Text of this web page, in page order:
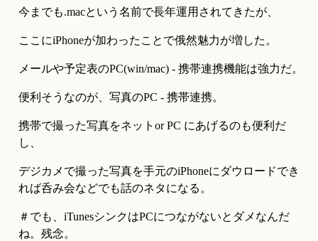
今までも.macという名前で長年運用されてきたが、
ここにiPhoneが加わったことで俄然魅力が増した。
メールや予定表のPC(win/mac) - 携帯連携機能は強力だ。
便利そうなのが、写真のPC - 携帯連携。
携帯で撮った写真をネットor PC にあげるのも便利だ
し、
デジカメで撮った写真を手元のiPhoneにダウロードでき
れば呑み会などでも話のネタになる。
＃でも、iTunesシンクはPCにつながないとダメなんだ
ね。残念。